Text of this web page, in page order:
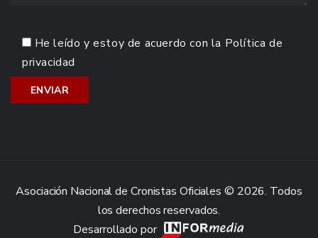
He leído y estoy de acuerdo con la Política de
privacidad
Asociación Nacional de Cronistas Oficiales © 2026. Todos
los derechos reservados.
Desarrollado por